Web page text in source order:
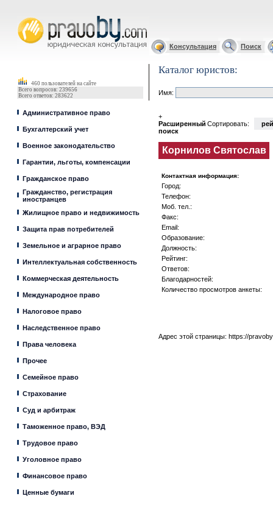
Консультация Поиск
460 пользователей на сайте
Всего вопросов: 239656
Всего ответов: 283622
Административное право
Бухгалтерский учет
Военное законодательство
Гарантии, льготы, компенсации
Гражданское право
Гражданство, регистрация
иностранцев
Жилищное право и недвижимость
Защита прав потребителей
Земельное и аграрное право
Интеллектуальная собственность
Коммерческая деятельность
Международное право
Налоговое право
Наследственное право
Права человека
Прочее
Семейное право
Страхование
Суд и арбитраж
Таможенное право, ВЭД
Трудовое право
Уголовное право
Финансовое право
Ценные бумаги
Каталог юристов:
Имя:
+
Расширенный
поиск
Сортировать:
Корнилов Святослав
Контактная информация:
Город:
Телефон:
Моб. тел.:
Факс:
Email:
Образование:
Должность:
Рейтинг:
Ответов:
Благодарностей:
Количество просмотров анкеты:
Адрес этой страницы: https://